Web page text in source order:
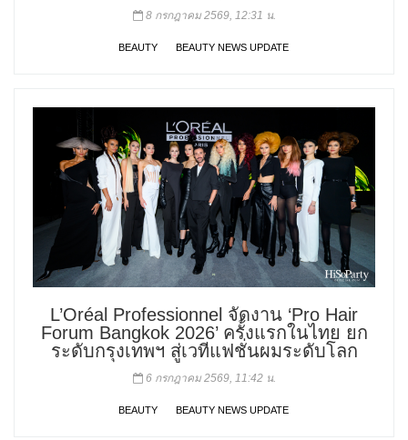
8 กรกฎาคม 2569, 12:31 น.
BEAUTY BEAUTY NEWS UPDATE
L’Oréal Professionnel จัดงาน ‘Pro Hair
Forum Bangkok 2026’ ครั้งแรกในไทย ยก
ระดับกรุงเทพฯ สู่เวทีแฟชั่นผมระดับโลก
6 กรกฎาคม 2569, 11:42 น.
BEAUTY BEAUTY NEWS UPDATE